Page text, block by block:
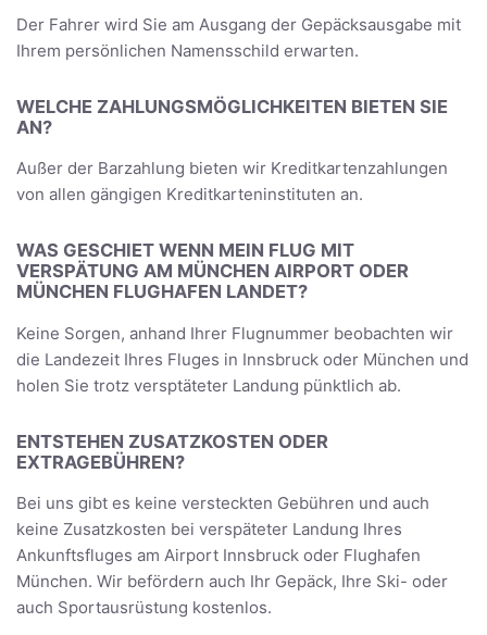
Der Fahrer wird Sie am Ausgang der Gepäcksausgabe mit
Ihrem persönlichen Namensschild erwarten.
WELCHE ZAHLUNGSMÖGLICHKEITEN BIETEN SIE
AN?
Außer der Barzahlung bieten wir Kreditkartenzahlungen
von allen gängigen Kreditkarteninstituten an.
WAS GESCHIET WENN MEIN FLUG MIT
VERSPÄTUNG AM MÜNCHEN AIRPORT ODER
MÜNCHEN FLUGHAFEN LANDET?
Keine Sorgen, anhand Ihrer Flugnummer beobachten wir
die Landezeit Ihres Fluges in Innsbruck oder München und
holen Sie trotz versptäteter Landung pünktlich ab.
ENTSTEHEN ZUSATZKOSTEN ODER
EXTRAGEBÜHREN?
Bei uns gibt es keine versteckten Gebühren und auch
keine Zusatzkosten bei verspäteter Landung Ihres
Ankunftsfluges am Airport Innsbruck oder Flughafen
München. Wir befördern auch Ihr Gepäck, Ihre Ski- oder
auch Sportausrüstung kostenlos.